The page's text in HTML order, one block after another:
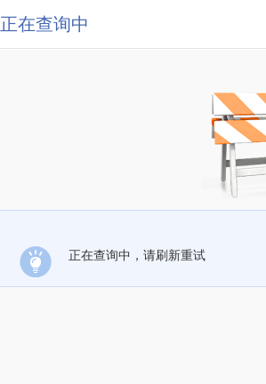
正在查询中
正在查询中，请刷新重试